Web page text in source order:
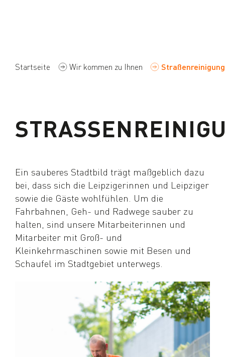
Startseite Wir kommen zu Ihnen Straßenreinigung
Ein sauberes Stadtbild trägt maßgeblich dazu
bei, dass sich die Leipzigerinnen und Leipziger
sowie die Gäste wohlfühlen. Um die
Fahrbahnen, Geh- und Radwege sauber zu
halten, sind unsere Mitarbeiterinnen und
Mitarbeiter mit Groß- und
Kleinkehrmaschinen sowie mit Besen und
Schaufel im Stadtgebiet unterwegs.